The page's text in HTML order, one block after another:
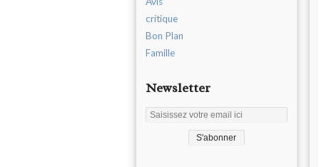
critique
Bon Plan
Famille
Newsletter